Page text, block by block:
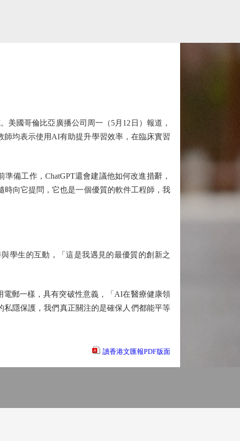
國哥倫比亞廣播公司周一（5月12日）報道，
師均表示使用AI有助提升學習效率，在臨床實習
備工作，ChatGPT還會建議他如何改進措辭，
向它提問，它也是一個優質的軟件工程師，我
學生的互動，「這是我遇見的最優質的創新之
郵一樣，具有突破性意義，「AI在醫療健康領
隱保護，我們真正關注的是確保人們都能平等
讀香港文匯報PDF版面